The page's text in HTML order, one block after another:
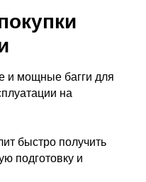
и мощные багги для
на
быстро получить
подготовку и